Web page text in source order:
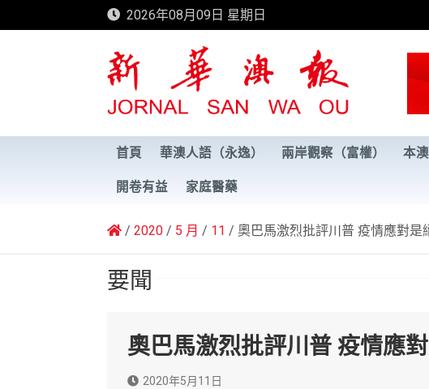
to
2026年08月09日 星期日
新華澳報
首頁 華澳人語（永逸） 兩岸觀察（富權） 本
開卷有益 家庭醫藥
2020 5 月 11 奧巴馬激烈批評川普 疫情應對是
要聞
奧巴馬激烈批評川普 疫情應
2020年5月11日